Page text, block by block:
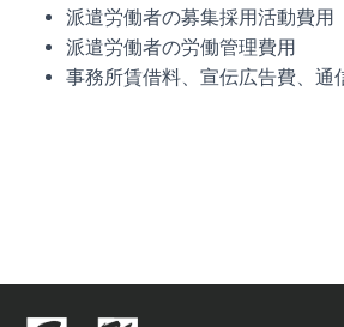
派遣労働者の募集採用活動費用
派遣労働者の労働管理費用
事務所賃借料、宣伝広告費、